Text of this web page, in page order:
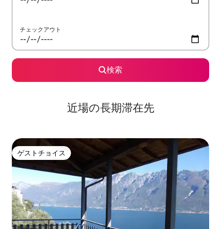
チェックアウト
検索
近場の長期滞在先
ゲストチョイス
ゲストチョイス